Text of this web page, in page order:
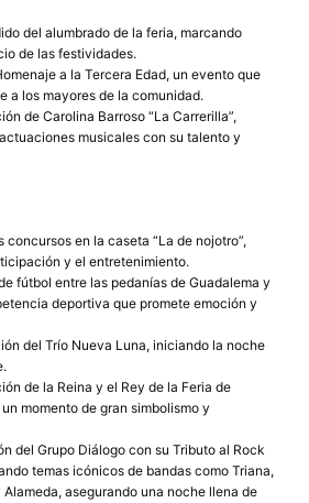
del alumbrado de la feria, marcando
de las festividades.
a la Tercera Edad, un evento que
a los mayores de la comunidad.
de Carolina Barroso “La Carrerilla”,
musicales con su talento y
concursos en la caseta “La de nojotro”,
y el entretenimiento.
fútbol entre las pedanías de Guadalema y
deportiva que promete emoción y
del Trío Nueva Luna, iniciando la noche
de la Reina y el Rey de la Feria de
momento de gran simbolismo y
del Grupo Diálogo con su Tributo al Rock
temas icónicos de bandas como Triana,
asegurando una noche llena de